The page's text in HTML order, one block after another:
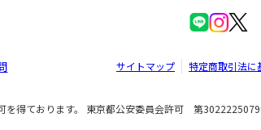
サイトマップ 特定商取引法に
を得ております。 東京都公安委員会許可 第